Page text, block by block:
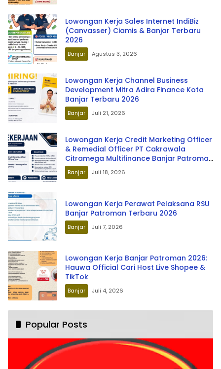
Lowongan Kerja Sales Internet IndiBiz
(Canvasser) Ciamis & Banjar Terbaru
2026
Banjar Agustus 3, 2026
Lowongan Kerja Channel Business
Development Mitra Adira Finance Kota
Banjar Terbaru 2026
Banjar Juli 21, 2026
Lowongan Kerja Credit Marketing Officer
& Remedial Officer PT Cakrawala
Citramega Multifinance Banjar Patroman
Terbaru 2026
Banjar Juli 18, 2026
Lowongan Kerja Perawat Pelaksana RSU
Banjar Patroman Terbaru 2026
Banjar Juli 7, 2026
Lowongan Kerja Banjar Patroman 2026:
Hauwa Official Cari Host Live Shopee &
TikTok
Banjar Juli 4, 2026
Popular Posts